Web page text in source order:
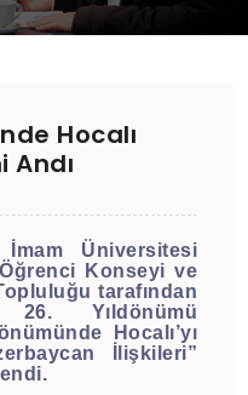
Hocalı
Andı
İmam Üniversitesi
Konseyi ve
tarafından
26. Yıldönümü
Hocalı’yı
İlişkileri”